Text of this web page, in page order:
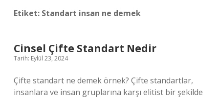
Etiket: Standart insan ne demek
Cinsel Çifte Standart Nedir
Tarih: Eylül 23, 2024
Çifte standart ne demek örnek? Çifte standartlar,
insanlara ve insan gruplarına karşı elitist bir şekilde